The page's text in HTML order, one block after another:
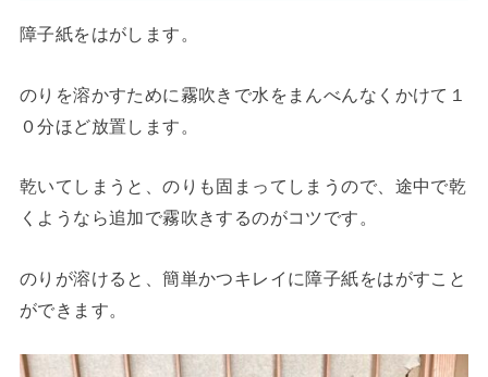
障子紙をはがします。
のりを溶かすために霧吹きで水をまんべんなくかけて１
０分ほど放置します。
乾いてしまうと、のりも固まってしまうので、途中で乾
くようなら追加で霧吹きするのがコツです。
のりが溶けると、簡単かつキレイに障子紙をはがすこと
ができます。